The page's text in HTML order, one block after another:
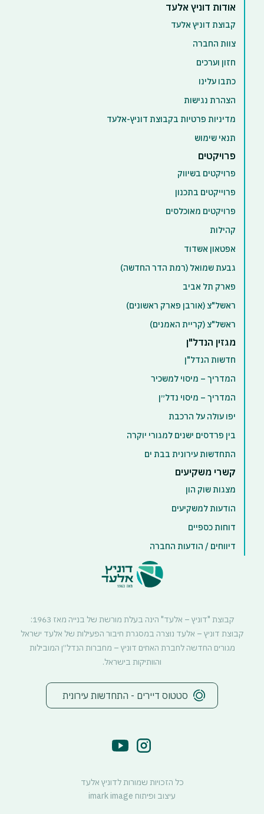
קבוצת "דוניץ – אלעד" הינה בעלת מורשת של בנייה מאז 1963:
קבוצת דוניץ – אלעד נוצרה במסגרת חיבור הפעילות של אלעד ישראל
מגורים החדשה לחברת האחים דוניץ – מחברות הנדל״ן המובילות
והוותיקות בישראל.
סטטוס דיירים - התחדשות עירונית
אודות דוניץ אלעד
קבוצת דוניץ אלעד
צוות החברה
חזון וערכים
כתבו עלינו
הצהרת נגישות
מדיניות פרטיות בקבוצת דוניץ-אלעד
תנאי שימוש
פרויקטים
פרויקטים בשיווק
פרוייקטים בתכנון
פרויקטים מאוכלסים
קהילות
אפטאון אשדוד
גבעת שמואל (רמת הדר החדשה)
פארק תל אביב
ראשל"צ (אורבן פארק ראשונים)
ראשל"צ (קריית האמנים)
מגזין הנדל"ן
חדשות הנדל"ן
המדריך – מיסוי למשכיר
המדריך – מיסוי נדל״ן
יפו עולה על הרכבת
בין פרדסים ישנים למגורי יוקרה
התחדשות עירונית בבת ים
קשרי משקיעים
מצגות שוק הון
הודעות למשקיעים
דוחות כספיים
דיווחים / הודעות החברה
כל הזכויות שמורות לדוניץ אלעד
עיצוב ופיתוח imark image